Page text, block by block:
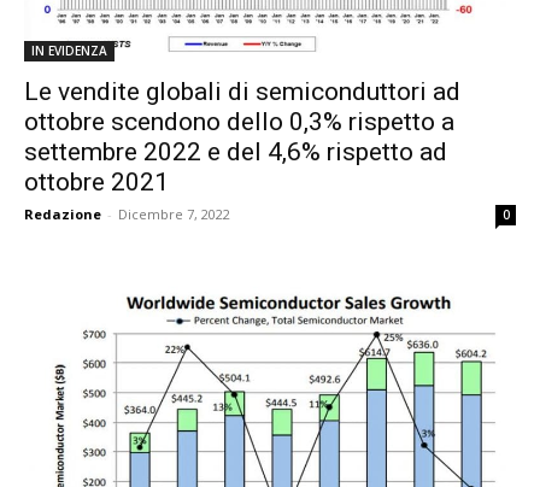
IN EVIDENZA
Le vendite globali di semiconduttori ad
ottobre scendono dello 0,3% rispetto a
settembre 2022 e del 4,6% rispetto ad
ottobre 2021
Redazione - Dicembre 7, 2022 0